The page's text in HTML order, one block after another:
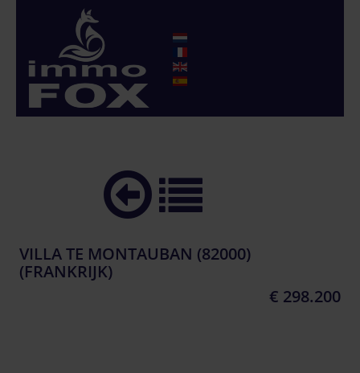
VILLA TE MONTAUBAN (82000)
(FRANKRIJK)
€ 298.200